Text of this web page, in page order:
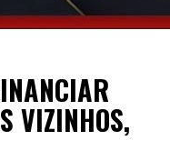
VIZINHOS,